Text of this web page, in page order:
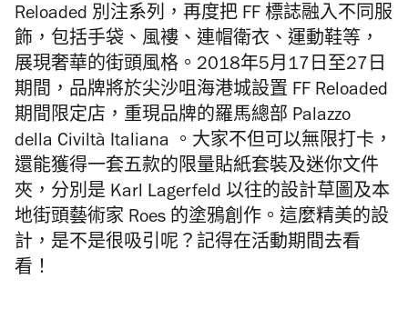
Reloaded 別注系列，再度把 FF 標誌融入不同服
飾，包括手袋、風褸、連帽衛衣、運動鞋等，
展現奢華的街頭風格。2018年5月17日至27日
期間，品牌將於尖沙咀海港城設置 FF Reloaded
期間限定店，重現品牌的羅馬總部 Palazzo
della Civiltà Italiana 。大家不但可以無限打卡，
還能獲得一套五款的限量貼紙套裝及迷你文件
夾，分別是 Karl Lagerfeld 以往的設計草圖及本
地街頭藝術家 Roes 的塗鴉創作。這麼精美的設
計，是不是很吸引呢？記得在活動期間去看
看！